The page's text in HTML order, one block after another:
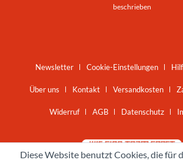
beschrieben
Newsletter Cookie-Einstellungen
Über uns Kontakt Versandkosten
Widerruf AGB Datenschutz
Diese Website benutzt Cookies, die für